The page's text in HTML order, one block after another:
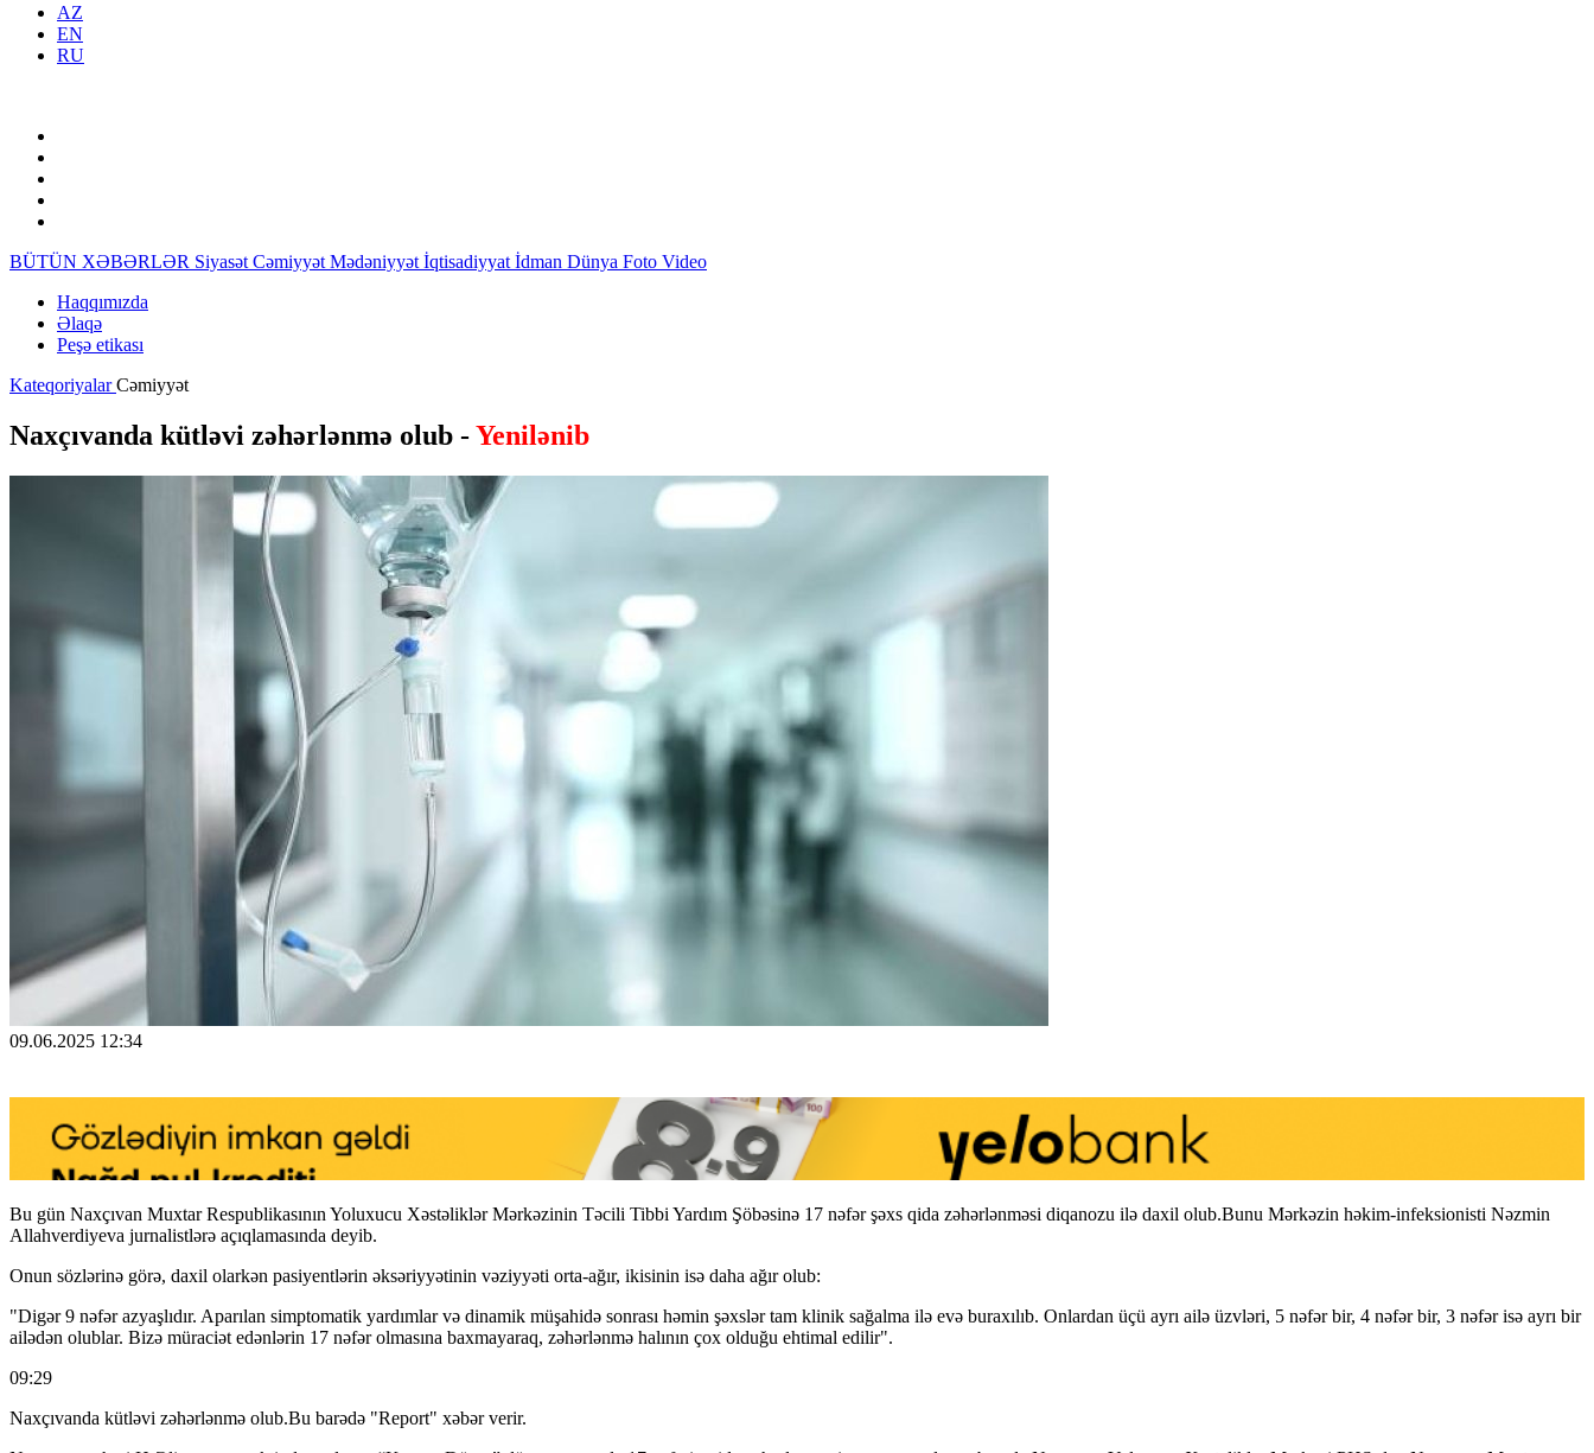
AZ
EN
RU
BÜTÜN XƏBƏRLƏR Siyasət Cəmiyyət Mədəniyyət İqtisadiyyat İdman Dünya Foto Video
Haqqımızda
Əlaqə
Peşə etikası
KateqoriyalarCəmiyyət
Naxçıvanda kütləvi zəhərlənmə olub -Yenilənib
09.06.2025 12:34
Bu gün Naxçıvan Muxtar Respublikasının Yoluxucu Xəstəliklər Mərkəzinin Təcili Tibbi Yardım Şöbəsinə 17 nəfər şəxs qida zəhərlənməsi diqanozu ilə daxil olub.Bunu Mərkəzin həkim-infeksionisti Nəzmin
Allahverdiyeva jurnalistlərə açıqlamasında deyib.
Onun sözlərinə görə, daxil olarkən pasiyentlərin əksəriyyətinin vəziyyəti orta-ağır, ikisinin isə daha ağır olub:
"Digər 9 nəfər azyaşlıdır. Aparılan simptomatik yardımlar və dinamik müşahidə sonrası həmin şəxslər tam klinik sağalma ilə evə buraxılıb. Onlardan üçü ayrı ailə üzvləri, 5 nəfər bir, 4 nəfər bir, 3 nəfər isə ayrı bir
ailədən olublar. Bizə müraciət edənlərin 17 nəfər olmasına baxmayaraq, zəhərlənmə halının çox olduğu ehtimal edilir".
09:29
Naxçıvanda kütləvi zəhərlənmə olub.Bu barədə "Report" xəbər verir.